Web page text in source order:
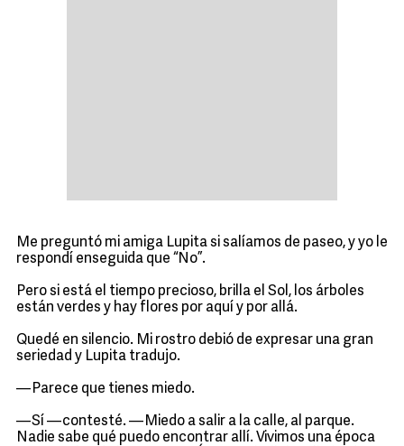
Me preguntó mi amiga Lupita si salíamos de paseo, y yo le
respondí enseguida que “No”.
Pero si está el tiempo precioso, brilla el Sol, los árboles
están verdes y hay flores por aquí y por allá.
Quedé en silencio. Mi rostro debió de expresar una gran
seriedad y Lupita tradujo.
—Parece que tienes miedo.
—Sí —contesté. —Miedo a salir a la calle, al parque.
Nadie sabe qué puedo encontrar allí. Vivimos una época